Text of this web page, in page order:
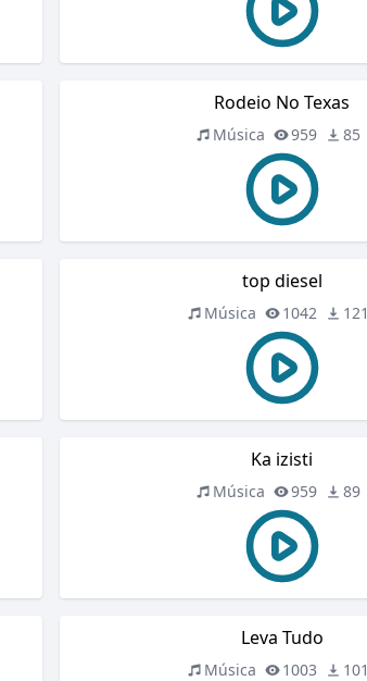
Rodeio No Texas
Música 959 85
top diesel
Música 1042 121
Ka izisti
Música 959 89
Leva Tudo
Música 1003 101